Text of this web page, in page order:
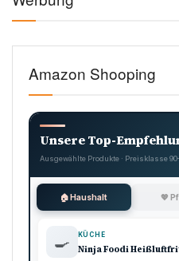
Amazon Shooping
Unsere Top-
Ausgewählte Produkte · Preisklasse
🏠 Haushalt 💖
🍳 KÜCHE
Ninja Foodi